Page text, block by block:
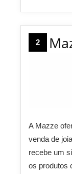
2
A Mazze
venda de
recebe um
os produtos